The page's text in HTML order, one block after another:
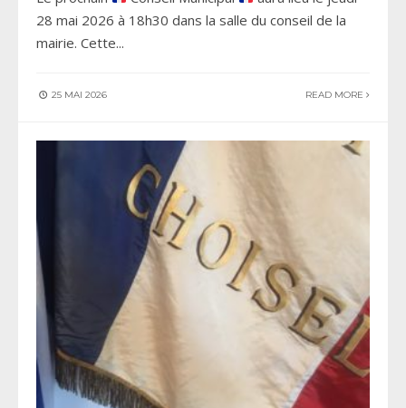
28 mai 2026 à 18h30 dans la salle du conseil de la
mairie. Cette...
25 MAI 2026 READ MORE